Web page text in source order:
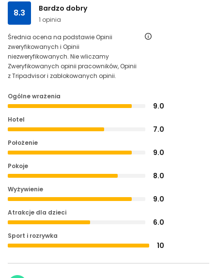
8.3 Bardzo dobry
1 opinia
Średnia ocena na podstawie Opinii
zweryfikowanych i Opinii
niezweryfikowanych. Nie wliczamy
Zweryfikowanych opinii pracowników, Opinii
z Tripadvisor i zablokowanych opinii.
Ogólne wrażenia
9.0
Hotel
7.0
Położenie
9.0
Pokoje
8.0
Wyżywienie
9.0
Atrakcje dla dzieci
6.0
Sport i rozrywka
10